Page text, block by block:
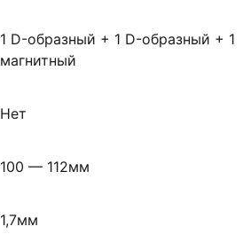
1 D-образный + 1 D-образный + 1
магнитный
Нет
100 — 112мм
1,7мм